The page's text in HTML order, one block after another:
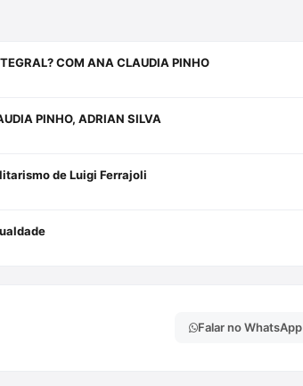
COM ANA CLAUDIA PINHO
PINHO, ADRIAN SILVA
de Luigi Ferrajoli
Falar no WhatsApp